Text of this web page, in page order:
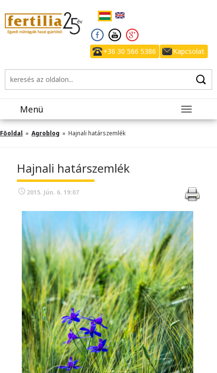
+36 30 566 5386 Kapcsolat
Toggle
Menü
Főoldal » Agroblog » Hajnali határszemlék
Hajnali határszemlék
2015. Jún. 6. 19:07